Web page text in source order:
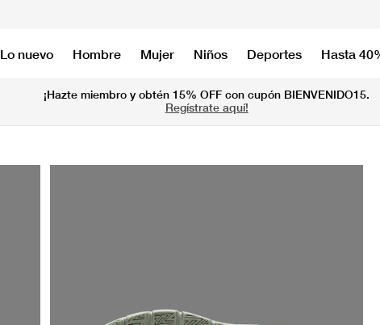
Lo nuevo Hombre Mujer Niños Deportes Hasta
¡Hazte miembro y obtén 15% OFF con cupón BIENVENIDO15.
Regístrate aquí!